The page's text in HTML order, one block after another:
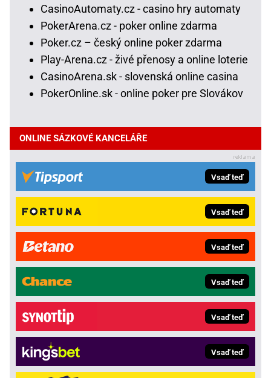
CasinoAutomaty.cz - casino hry automaty
PokerArena.cz - poker online zdarma
Poker.cz – český online poker zdarma
Play-Arena.cz - živé přenosy a online loterie
CasinoArena.sk - slovenská online casina
PokerOnline.sk - online poker pre Slovákov
ONLINE SÁZKOVÉ KANCELÁŘE
Vsaď teď
Vsaď teď
Vsaď teď
Vsaď teď
Vsaď teď
Vsaď teď